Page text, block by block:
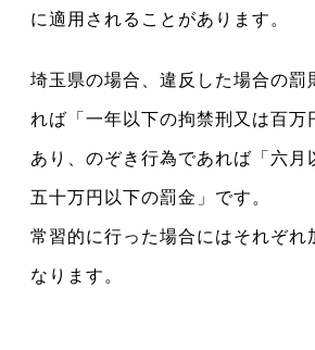
に適用されることがあります。
埼玉県の場合、違反した場合の罰
れば「一年以下の拘禁刑又は百万
あり、のぞき行為であれば「六月
五十万円以下の罰金」です。
常習的に行った場合にはそれぞれ
なります。